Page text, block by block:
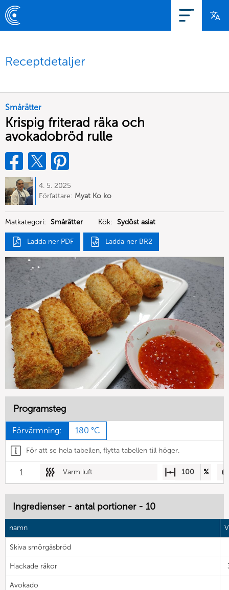
Receptdetaljer
Smårätter
Krispig friterad räka och
avokadobröd rulle
4. 5. 2025
Författare: Myat Ko ko
Matkategori: Smårätter Kök: Sydöst asiat
Ladda ner PDF Ladda ner BR2
Programsteg
Förvärmning: 180 °C
För att se hela tabellen, flytta tabellen till höger.
1 Varm luft 100 %
Ingredienser - antal portioner - 10
namn
Skiva smörgåsbröd
Hackade räkor
Avokado